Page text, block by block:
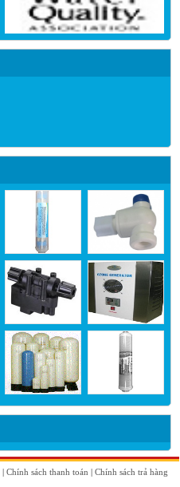
| Chính sách thanh toán | Chính sách trả hàng